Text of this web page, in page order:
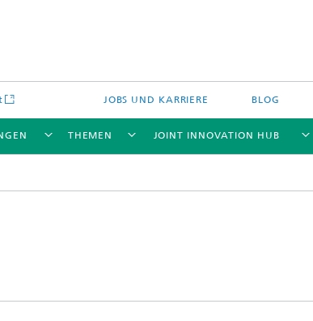
JOBS UND KARRIERE BLOG
THEMEN JOINT INNOVATION HUB